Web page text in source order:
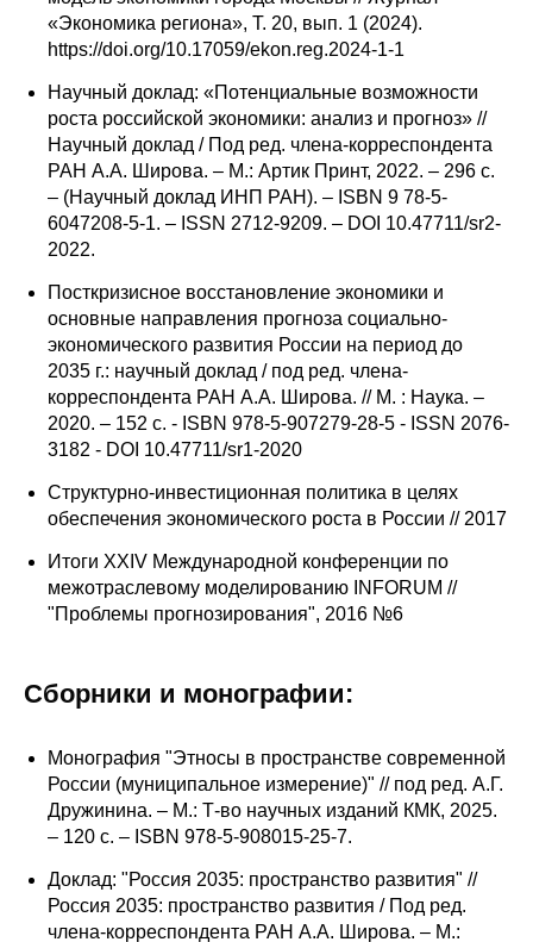
Материалы
Контакты
«Экономика региона», Т. 20, вып. 1 (2024).
https://doi.org/10.17059/ekon.reg.2024-1-1
Научный доклад: «Потенциальные возможности
роста российской экономики: анализ и прогноз» //
Научный доклад / Под ред. члена-корреспондента
РАН А.А. Широва. – М.: Артик Принт, 2022. – 296 с.
– (Научный доклад ИНП РАН). – ISBN 9 78-5-
6047208-5-1. – ISSN 2712-9209. – DOI 10.47711/sr2-
2022.
Посткризисное восстановление экономики и
основные направления прогноза социально-
экономического развития России на период до
2035 г.: научный доклад / под ред. члена-
корреспондента РАН А.А. Широва. // М. : Наука. –
2020. – 152 с. - ISBN 978-5-907279-28-5 - ISSN 2076-
3182 - DOI 10.47711/sr1-2020
Cтруктурно-инвестиционная политика в целях
обеспечения экономического роста в России // 2017
Итоги XXIV Международной конференции по
межотраслевому моделированию INFORUM //
"Проблемы прогнозирования", 2016 №6
Сборники и монографии:
Монография "Этносы в пространстве современной
России (муниципальное измерение)" // под ред. А.Г.
Дружинина. – М.: Т-во научных изданий КМК, 2025.
– 120 с. – ISBN 978-5-908015-25-7.
Доклад: "Россия 2035: пространство развития" //
Россия 2035: пространство развития / Под ред.
члена-корреспондента РАН А.А. Широва. – М.: